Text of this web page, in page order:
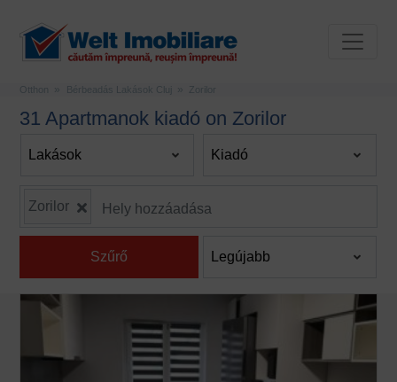
Otthon Bérbeadás Lakások Cluj Zorilor
31 Apartmanok kiadó on Zorilor
Zorilor
Szűrő